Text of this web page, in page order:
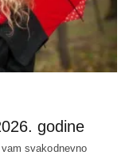
godine
svakodnevno